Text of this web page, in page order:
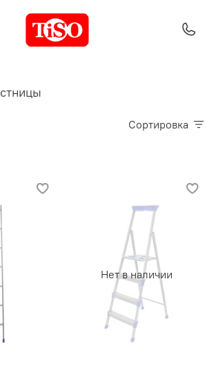
Сортировка
Нет в наличии